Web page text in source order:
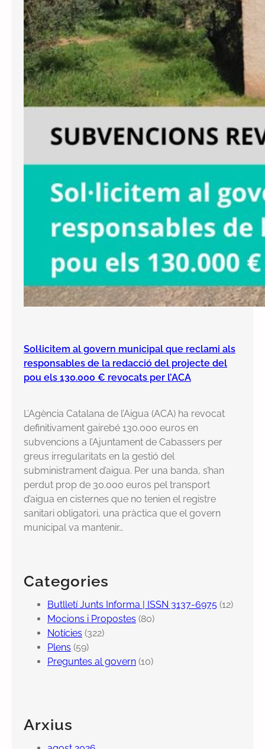
Sol·licitem al govern municipal que reclami als
responsables de la redacció del projecte del
pou els 130.000 € revocats per l’ACA
L’Agència Catalana de l’Aigua (ACA) ha revocat
definitivament gairebé 130.000 euros en
subvencions a l’Ajuntament de Cabassers per
greus irregularitats en la gestió del
subministrament d’aigua. Per una banda, s’han
perdut prop de 30.000 euros pel transport
d’aigua en cisternes que no tenien el registre
sanitari obligatori, una pràctica que el govern
municipal va mantenir…
Categories
Butlletí Junts Informa | ISSN 3137-6975 (12)
Mocions i Propostes (80)
Notícies (322)
Plens (59)
Preguntes al govern (10)
Arxius